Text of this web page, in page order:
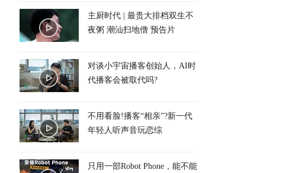
主厨时代 | 最贵大排档双生不
夜粥 潮汕扫地僧 预告片
对谈小宇宙播客创始人，AI时
代播客会被取代吗?
不用看脸!播客“相亲”?新一代
年轻人听声音玩恋综
只用一部Robot Phone，能不能